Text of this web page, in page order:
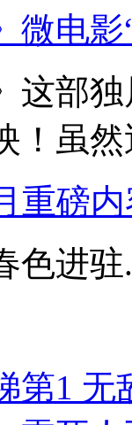
微电
这部
！虽
重磅
色进驻
第1 无